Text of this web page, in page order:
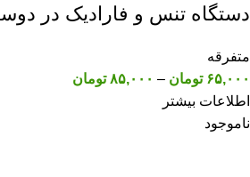
دستگاه تنس و فارادیک در دوسایز 6*8 و
متفرقه
۶۵,۰۰۰ تومان – ۸۵,۰۰۰ تومان
اطلاعات بیشتر
ناموجود